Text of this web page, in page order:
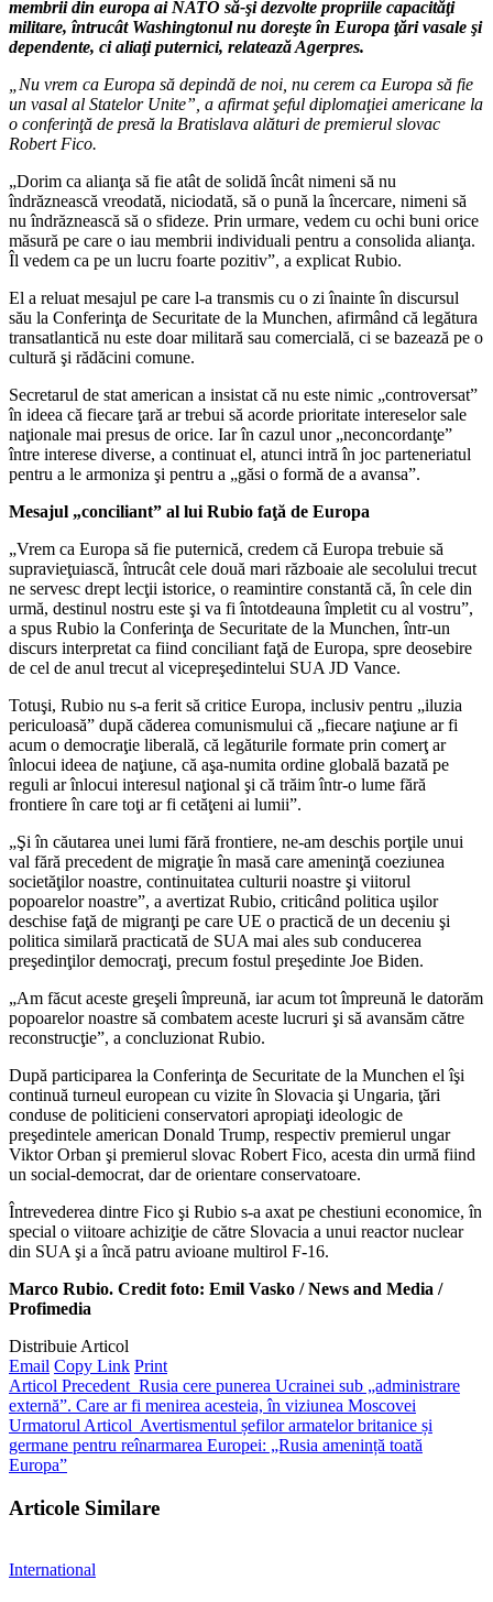
membrii din europa ai NATO să-şi dezvolte propriile capacităţi
militare, întrucât Washingtonul nu doreşte în Europa ţări vasale şi
dependente, ci aliaţi puternici, relatează Agerpres.
„Nu vrem ca Europa să depindă de noi, nu cerem ca Europa să fie
un vasal al Statelor Unite”, a afirmat şeful diplomaţiei americane la
o conferinţă de presă la Bratislava alături de premierul slovac
Robert Fico.
„Dorim ca alianţa să fie atât de solidă încât nimeni să nu
îndrăznească vreodată, niciodată, să o pună la încercare, nimeni să
nu îndrăznească să o sfideze. Prin urmare, vedem cu ochi buni orice
măsură pe care o iau membrii individuali pentru a consolida alianţa.
Îl vedem ca pe un lucru foarte pozitiv”, a explicat Rubio.
El a reluat mesajul pe care l-a transmis cu o zi înainte în discursul
său la Conferinţa de Securitate de la Munchen, afirmând că legătura
transatlantică nu este doar militară sau comercială, ci se bazează pe o
cultură şi rădăcini comune.
Secretarul de stat american a insistat că nu este nimic „controversat”
în ideea că fiecare ţară ar trebui să acorde prioritate intereselor sale
naţionale mai presus de orice. Iar în cazul unor „neconcordanţe”
între interese diverse, a continuat el, atunci intră în joc parteneriatul
pentru a le armoniza şi pentru a „găsi o formă de a avansa”.
Mesajul „conciliant” al lui Rubio faţă de Europa
„Vrem ca Europa să fie puternică, credem că Europa trebuie să
supravieţuiască, întrucât cele două mari războaie ale secolului trecut
ne servesc drept lecţii istorice, o reamintire constantă că, în cele din
urmă, destinul nostru este şi va fi întotdeauna împletit cu al vostru”,
a spus Rubio la Conferinţa de Securitate de la Munchen, într-un
discurs interpretat ca fiind conciliant faţă de Europa, spre deosebire
de cel de anul trecut al vicepreşedintelui SUA JD Vance.
Totuşi, Rubio nu s-a ferit să critice Europa, inclusiv pentru „iluzia
periculoasă” după căderea comunismului că „fiecare naţiune ar fi
acum o democraţie liberală, că legăturile formate prin comerţ ar
înlocui ideea de naţiune, că aşa-numita ordine globală bazată pe
reguli ar înlocui interesul naţional şi că trăim într-o lume fără
frontiere în care toţi ar fi cetăţeni ai lumii”.
„Şi în căutarea unei lumi fără frontiere, ne-am deschis porţile unui
val fără precedent de migraţie în masă care ameninţă coeziunea
societăţilor noastre, continuitatea culturii noastre şi viitorul
popoarelor noastre”, a avertizat Rubio, criticând politica uşilor
deschise faţă de migranţi pe care UE o practică de un deceniu şi
politica similară practicată de SUA mai ales sub conducerea
preşedinţilor democraţi, precum fostul preşedinte Joe Biden.
„Am făcut aceste greşeli împreună, iar acum tot împreună le datorăm
popoarelor noastre să combatem aceste lucruri şi să avansăm către
reconstrucţie”, a concluzionat Rubio.
După participarea la Conferinţa de Securitate de la Munchen el îşi
continuă turneul european cu vizite în Slovacia şi Ungaria, ţări
conduse de politicieni conservatori apropiaţi ideologic de
preşedintele american Donald Trump, respectiv premierul ungar
Viktor Orban şi premierul slovac Robert Fico, acesta din urmă fiind
un social-democrat, dar de orientare conservatoare.
Întrevederea dintre Fico şi Rubio s-a axat pe chestiuni economice, în
special o viitoare achiziţie de către Slovacia a unui reactor nuclear
din SUA şi a încă patru avioane multirol F-16.
Marco Rubio. Credit foto: Emil Vasko / News and Media /
Profimedia
Distribuie Articol
Email Copy Link Print
Articol Precedent Rusia cere punerea Ucrainei sub „administrare
externă”. Care ar fi menirea acesteia, în viziunea Moscovei
Urmatorul Articol Avertismentul șefilor armatelor britanice și
germane pentru reînarmarea Europei: „Rusia amenință toată
Europa”
Articole Similare
International